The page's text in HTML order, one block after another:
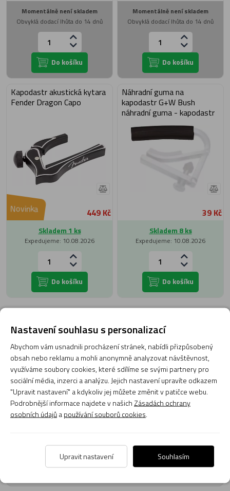
Momentálně není skladem
Obvyklá dodací lhůta do 14 dnů
Do košíku
Momentálně není skladem
Obvyklá dodací lhůta do 14 dnů
Do košíku
Kapodastr akustická kytara
Fender Dragon Capo
Novinka 449 Kč
Skladem 1 ks
Expedujeme: 10.08.2026
Do košíku
Náhradní guma na
kapodastr G+W Bush
náhradní guma - kapodastr
39 Kč
Skladem 8 ks
Expedujeme: 10.08.2026
Do košíku
Poradna
Naši poradci a znalci sortimentu hudebních nástrojů a kol
Zeptejte se na co potřebujete, odpovíme co nejdříve.
Položit dotaz
Nastavení souhlasu s personalizací
Abychom vám usnadnili procházení stránek, nabídli přizpůsobený
obsah nebo reklamu a mohli anonymně analyzovat návštěvnost,
využíváme soubory cookies, které sdílíme se svými partnery pro
sociální média, inzerci a analýzu. Jejich nastavení upravíte odkazem
"Upravit nastavení" a kdykoliv jej můžete změnit v patičce webu.
Podrobnější informace najdete v našich Zásadách ochrany
osobních údajůapoužívání souborů cookies.
Upravit nastavení Souhlasím